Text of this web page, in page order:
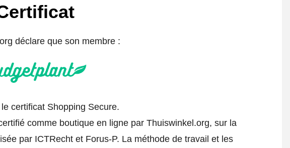
déclare que son membre :
certificat Shopping Secure.
comme boutique en ligne par Thuiswinkel.org, sur la
par ICTRecht et Forus-P. La méthode de travail et les